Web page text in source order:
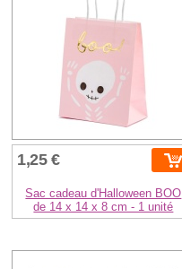
1,25 €
Sac cadeau d'Halloween BOO
de 14 x 14 x 8 cm - 1 unité